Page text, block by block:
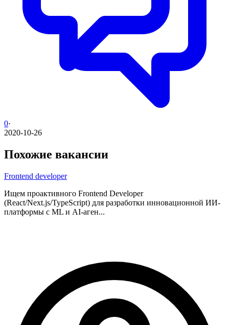
0·
2020-10-26
Похожие вакансии
Frontend developer
Ищем проактивного Frontend Developer
(React/Next.js/TypeScript) для разработки инновационной ИИ-
платформы с ML и AI-аген...